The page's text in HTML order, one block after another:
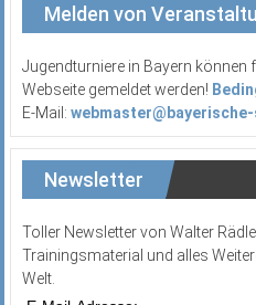
Melden von
Jugendturniere in Bayern können
Webseite gemeldet werden!
E-Mail:
Newsletter
Toller Newsletter von Walter
Trainingsmaterial und alles
Welt.